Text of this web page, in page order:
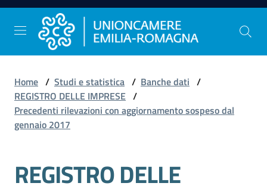
Vai al contenuto
Vai alla navigazione
Vai al footer
Comunicazione
e
Stampa
Studi
Home / Studi e statistica / Banche dati /
REGISTRO DELLE IMPRESE /
Precedenti rilevazioni con aggiornamento sospeso dal
gennaio 2017
REGISTRO DELLE